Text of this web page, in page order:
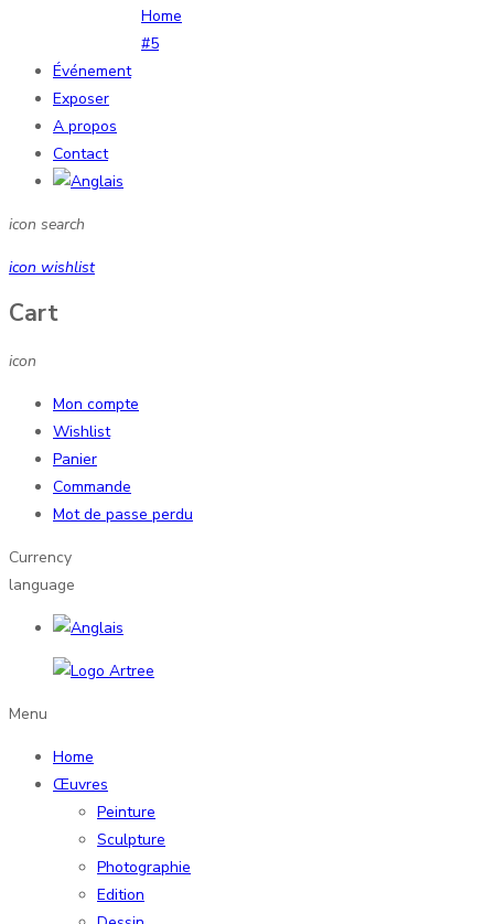
Home
#5
Événement
Exposer
A propos
Contact
icon search
icon wishlist
Cart
icon
Mon compte
Wishlist
Panier
Commande
Mot de passe perdu
Currency
language
Menu
Home
Œuvres
Peinture
Sculpture
Photographie
Edition